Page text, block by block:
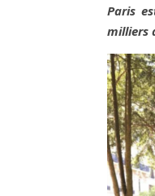
Paris
milliers